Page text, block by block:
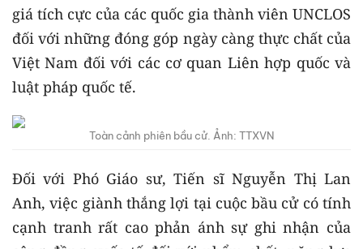
giá tích cực của các quốc gia thành viên UNCLOS
đối với những đóng góp ngày càng thực chất của
Việt Nam đối với các cơ quan Liên hợp quốc và
luật pháp quốc tế.
Toàn cảnh phiên bầu cử. Ảnh: TTXVN
Đối với Phó Giáo sư, Tiến sĩ Nguyễn Thị Lan
Anh, việc giành thắng lợi tại cuộc bầu cử có tính
cạnh tranh rất cao phản ánh sự ghi nhận của